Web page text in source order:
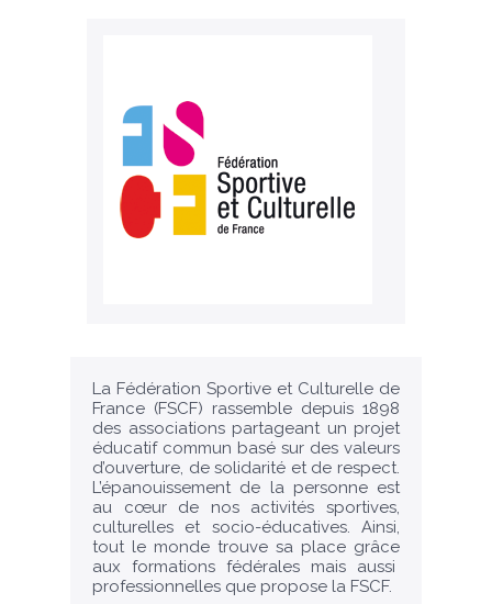
La Fédération Sportive et Culturelle de
France (FSCF) rassemble depuis 1898
des associations partageant un projet
éducatif commun basé sur des valeurs
d’ouverture, de solidarité et de respect.
L’épanouissement de la personne est
au cœur de nos activités sportives,
culturelles et socio-éducatives. Ainsi,
tout le monde trouve sa place grâce
aux formations fédérales mais aussi
professionnelles que propose la FSCF.